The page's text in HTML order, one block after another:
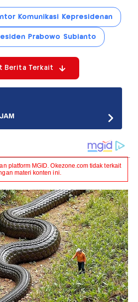
Komunikasi Kepresidenan
Prabowo Subianto
Berita Terkait